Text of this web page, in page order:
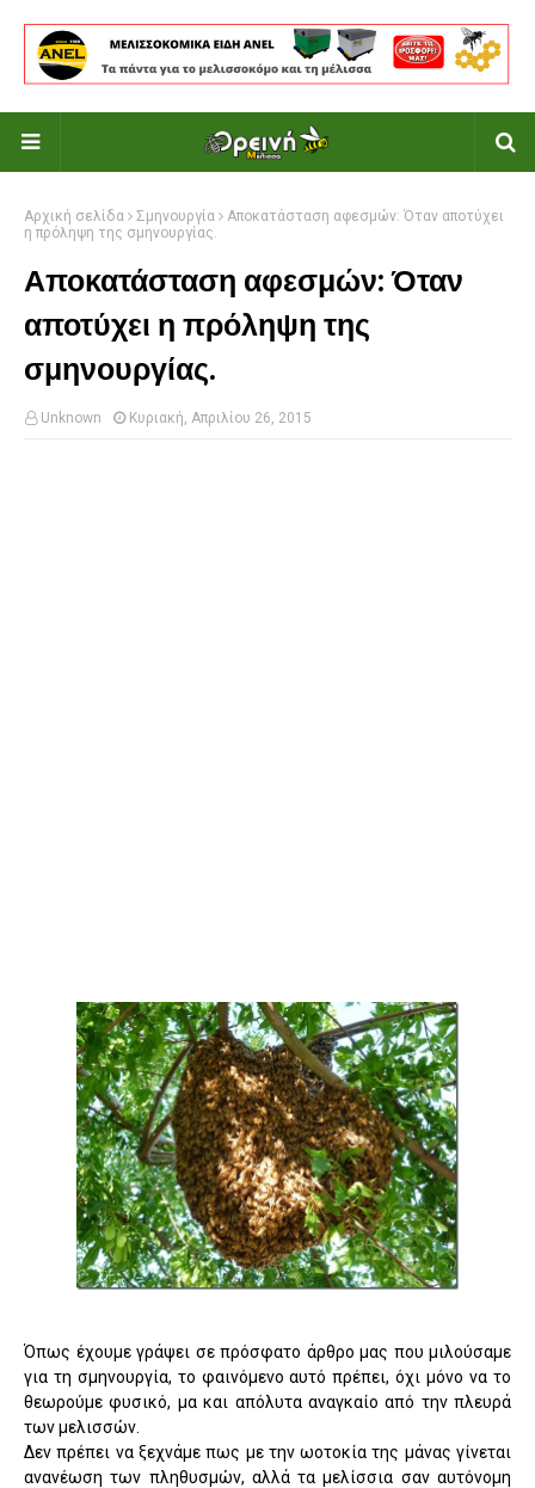
Αρχική σελίδα Σμηνουργία
Αποκατάσταση αφεσμών: Όταν αποτύχει
η πρόληψη της σμηνουργίας.
Αποκατάσταση αφεσμών: Όταν
αποτύχει η πρόληψη της
σμηνουργίας.
Unknown Κυριακή, Απριλίου 26, 2015
Όπως έχουμε γράψει σε πρόσφατο άρθρο μας που μιλούσαμε
για τη σμηνουργία, το φαινόμενο αυτό πρέπει, όχι μόνο να το
θεωρούμε φυσικό, μα και απόλυτα αναγκαίο από την πλευρά
των μελισσών.
Δεν πρέπει να ξεχνάμε πως με την ωοτοκία της μάνας γίνεται
ανανέωση των πληθυσμών, αλλά τα μελίσσια σαν αυτόνομη